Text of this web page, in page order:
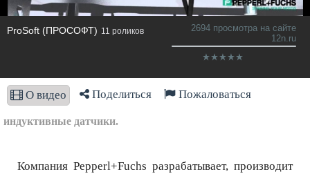
ProSoft (ПРОСОФТ) 11 роликов
2694 просмотра на сайте
12n.ru
О видео Поделиться Пожаловаться
индуктивные датчики.
Компания Pepperl+Fuchs разрабатывает, производит